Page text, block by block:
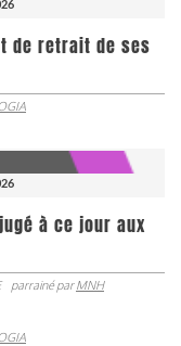
de retrait de ses
à ce jour aux
parrainé parMNH